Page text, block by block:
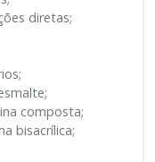
diretas;
composta;
bisacrílica;